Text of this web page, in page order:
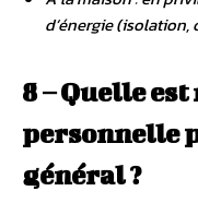
d’énergie (isolation,
8 – Quelle
personnelle
général ?